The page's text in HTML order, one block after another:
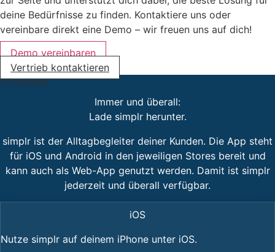
deine Bedürfnisse zu finden. Kontaktiere uns oder
vereinbare direkt eine Demo – wir freuen uns auf dich!
Demo vereinbaren
Vertrieb kontaktieren
Download
Immer und überall:
Lade simplr herunter.
simplr ist der Alltagbegleiter deiner Kunden. Die App steht
für iOS und Android in den jeweiligen Stores bereit und
kann auch als Web-App genutzt werden. Damit ist simplr
jederzeit und überall verfügbar.
iOS
Nutze simplr auf deinem iPhone unter iOS.